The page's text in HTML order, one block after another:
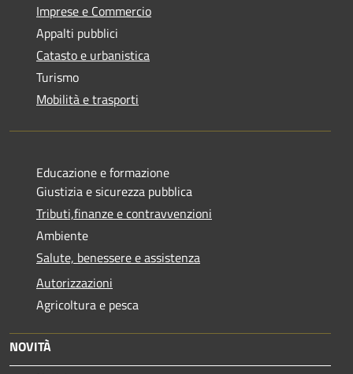
Imprese e Commercio
Appalti pubblici
Catasto e urbanistica
Turismo
Mobilità e trasporti
Educazione e formazione
Giustizia e sicurezza pubblica
Tributi,finanze e contravvenzioni
Ambiente
Salute, benessere e assistenza
Autorizzazioni
Agricoltura e pesca
NOVITÀ